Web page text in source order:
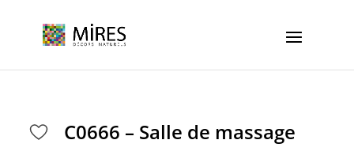
C0666 – Salle de massage